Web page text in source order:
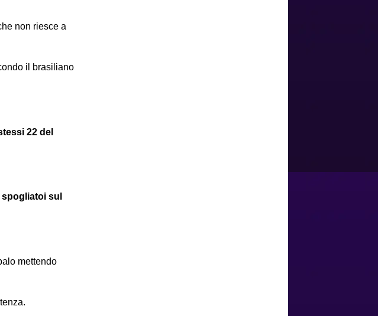
non riesce a
il brasiliano
22 del
spogliatoi sul
mettendo